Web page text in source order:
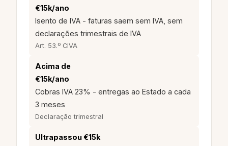
€15k/ano
Isento de IVA - faturas saem sem IVA, sem
declarações trimestrais de IVA
Art. 53.º CIVA
Acima de
€15k/ano
Cobras IVA 23% - entregas ao Estado a cada
3 meses
Declaração trimestral
Ultrapassou €15k